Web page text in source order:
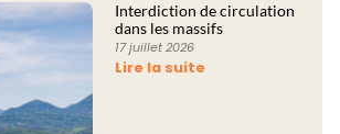
Interdiction de circulation
dans les massifs
17 juillet 2026
Lire la suite